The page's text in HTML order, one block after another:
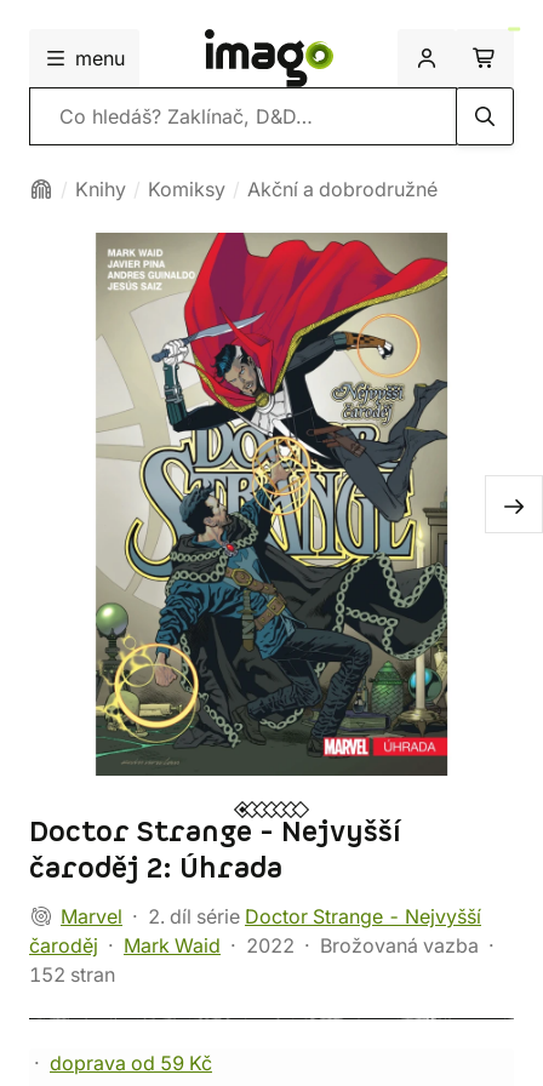
menu
Vyhledávání
Knihy Komiksy Akční a dobrodružné
Doctor Strange - Nejvyšší
čaroděj 2: Úhrada
Marvel 2. díl série Doctor Strange - Nejvyšší
čaroděj
Mark Waid 2022
Brožovaná vazba
152 stran
doprava od 59 Kč